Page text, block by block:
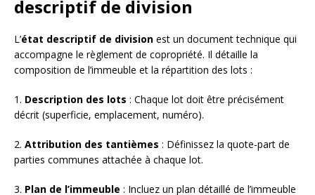
descriptif de division
L’état descriptif de division est un document technique qui
accompagne le règlement de copropriété. Il détaille la
composition de l’immeuble et la répartition des lots :
1. Description des lots : Chaque lot doit être précisément
décrit (superficie, emplacement, numéro).
2. Attribution des tantièmes : Définissez la quote-part de
parties communes attachée à chaque lot.
3. Plan de l’immeuble : Incluez un plan détaillé de l’immeuble